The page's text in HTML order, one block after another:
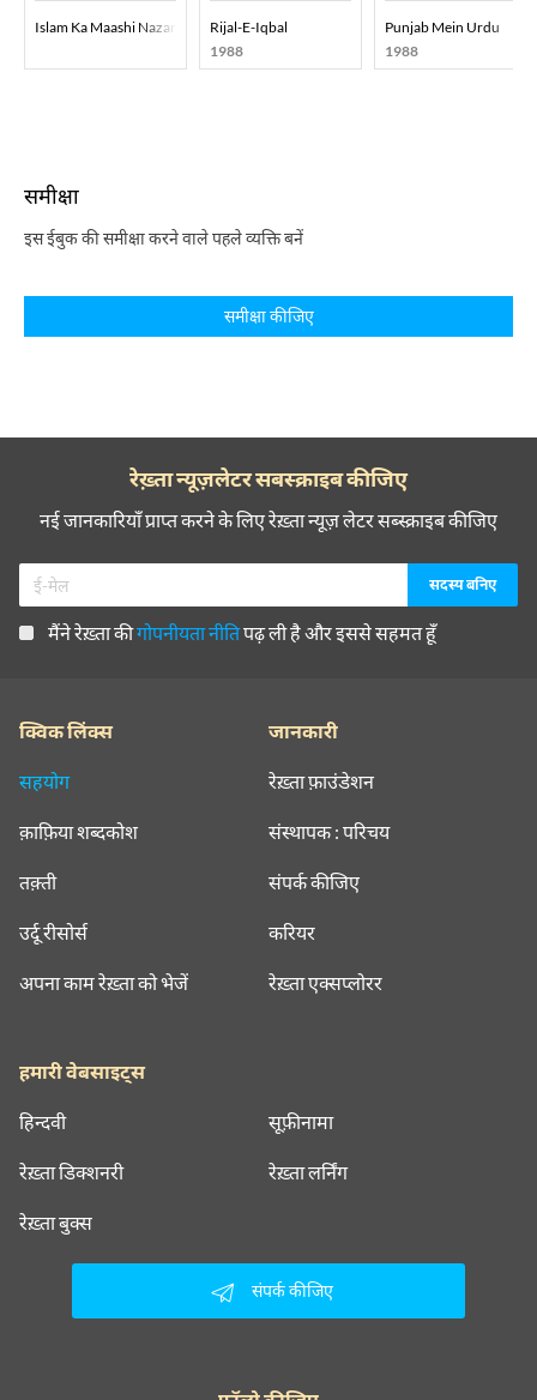
Islam Ka Maashi Nazariya
Rijal-E-Iqbal
1988
Punjab Mein Urdu
1988
समीक्षा
इस ईबुक की समीक्षा करने वाले पहले व्यक्ति बनें
समीक्षा कीजिए
रेख़्ता न्यूज़लेटर सबस्क्राइब कीजिए
नई जानकारियाँ प्राप्त करने के लिए रेख़्ता न्यूज़ लेटर सब्स्क्राइब कीजिए
मैंने रेख़्ता कीगोपनीयता नीतिपढ़ ली है और इससे सहमत हूँ
क्विक लिंक्स
सहयोग
क़ाफ़िया शब्दकोश
तक़्ती
उर्दू रीसोर्स
अपना काम रेख़्ता को भेजें
जानकारी
रेख़्ता फ़ाउंडेशन
संस्थापक : परिचय
संपर्क कीजिए
करियर
रेख़्ता एक्सप्लोरर
हमारी वेबसाइट्स
हिन्दवी सूफ़ीनामा
रेख़्ता डिक्शनरी रेख़्ता लर्निंग
रेख़्ता बुक्स
संपर्क कीजिए